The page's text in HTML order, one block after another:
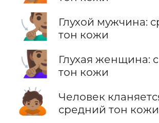
🧏🏽‍♂️
Глухой мужчина:
тон кожи
🧏🏽‍♀️
Глухая женщина:
тон кожи
🙇🏽
Человек
средний тон кожи